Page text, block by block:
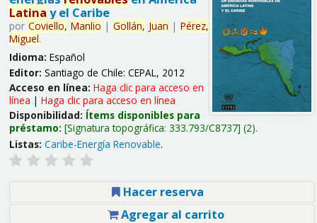
Latina y el Caribe
por Coviello, Manlio | Gollán, Juan | Pérez,
Miguel.
Idioma: Español
Editor: Santiago de Chile: CEPAL, 2012
Acceso en línea: Haga clic para acceso en
línea | Haga clic para acceso en línea
Disponibilidad: Ítems disponibles para
préstamo: Signatura topográfica: 333.793/C8737 (2).
Listas: Caribe-Energía Renovable.
Hacer reserva
Agregar al carrito